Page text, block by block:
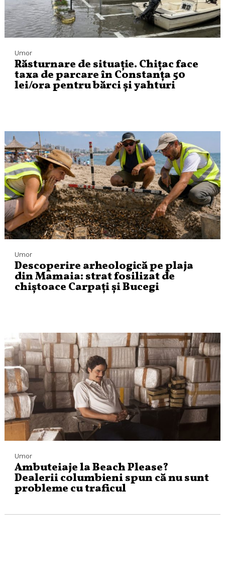
Umor
Răsturnare de situație. Chițac face
taxa de parcare în Constanța 50
lei/ora pentru bărci și yahturi
Umor
Descoperire arheologică pe plaja
din Mamaia: strat fosilizat de
chiștoace Carpați și Bucegi
Umor
Ambuteiaje la Beach Please?
Dealerii columbieni spun că nu sunt
probleme cu traficul